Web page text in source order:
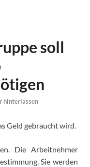
soll
hinterlassen
Geld gebraucht wird.
Die Arbeitnehmer
Sie werden